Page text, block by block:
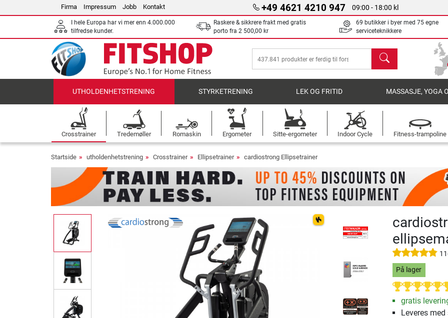
Firma Impressum Jobb Kontakt +49 4621 4210 947 09:00 - 18:00 kl
I hele Europa har vi mer enn 4.000.000
tilfredse kunder.
Raskere & sikkrere frakt med gratis
porto fra 2 500,00 kr
69 butikker i byer med 75 egne
serviceteknikkere
søk
UTHOLDENHETSTRENING STYRKETRENING LEK OG FRITID MASSASJE, YOGA
Crosstrainer Tredemøller Romaskin Ergometer Sitte-ergometer Indoor Cycle Fitness-trampoline
Startside utholdenhetstrening Crosstrainer Ellipsetrainer cardiostrong Ellipsetrainer
På lager
gratis
Leveres